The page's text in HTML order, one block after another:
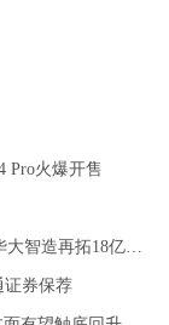
Pro火爆开售
“速度王者”DNBSEQ-G99获国家药监局批准 华大智造再拓18亿销售空间
证券保荐